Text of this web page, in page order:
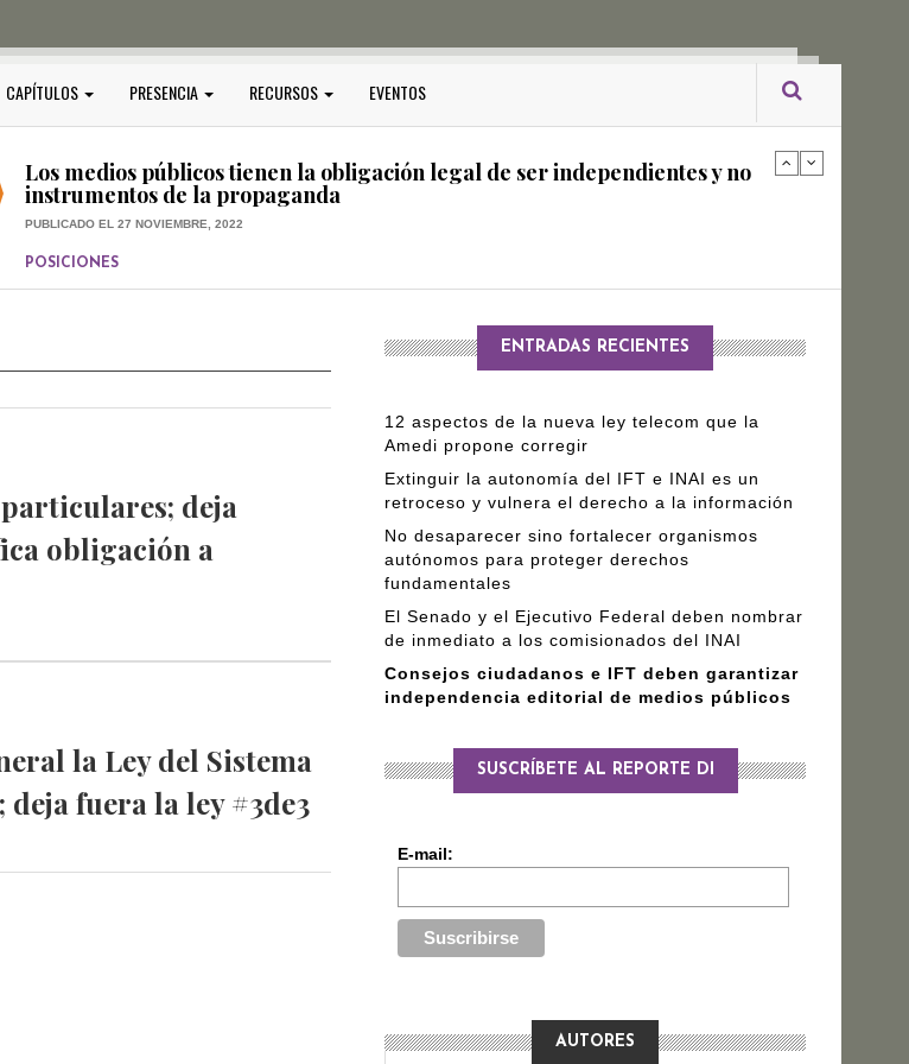
CAPÍTULOS PRESENCIA RECURSOS EVENTOS
PUBLICADO EL 17 DICIEMBRE, 2022
Los medios públicos tienen la obligación legal de ser independientes y no
instrumentos de la propaganda
PUBLICADO EL 27 NOVIEMBRE, 2022
POSICIONES
Consejos ciudadanos e IFT deben garantizar independencia editorial de
deja
obligación a
la Ley del Sistema
fuera la ley #3de3
ENTRADAS RECIENTES
12 aspectos de la nueva ley telecom que la
Amedi propone corregir
Extinguir la autonomía del IFT e INAI es un
retroceso y vulnera el derecho a la información
No desaparecer sino fortalecer organismos
autónomos para proteger derechos
fundamentales
El Senado y el Ejecutivo Federal deben nombrar
de inmediato a los comisionados del INAI
Consejos ciudadanos e IFT deben garantizar
independencia editorial de medios públicos
SUSCRÍBETE AL REPORTE DI
E-mail:
AUTORES